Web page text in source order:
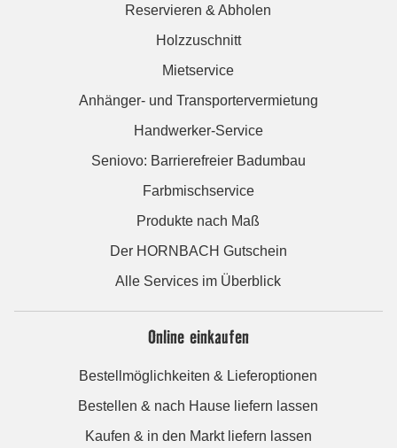
Reservieren & Abholen
Holzzuschnitt
Mietservice
Anhänger- und Transportervermietung
Handwerker-Service
Seniovo: Barrierefreier Badumbau
Farbmischservice
Produkte nach Maß
Der HORNBACH Gutschein
Alle Services im Überblick
Online einkaufen
Bestellmöglichkeiten & Lieferoptionen
Bestellen & nach Hause liefern lassen
Kaufen & in den Markt liefern lassen